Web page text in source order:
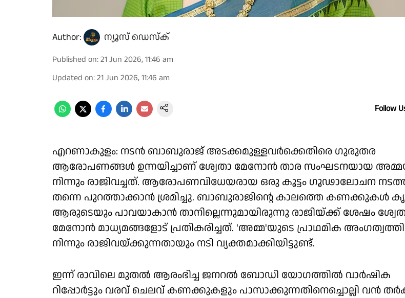
Author: ന്യൂസ് ഡെസ്ക്
Published on:21 Jun 2026, 11:46 am
Updated on:21 Jun 2026, 11:46 am
Follow
എറണാകുളം: നടൻ ബാബുരാജ് അടക്കമുള്ളവർക്കെതിരെ ഗുരുതര
ആരോപണങ്ങൾ ഉന്നയിച്ചാണ് ശ്വേതാ മേനോൻ താര സംഘടനയായ
നിന്നും രാജിവച്ചത്. ആരോപണവിധേയരായ ഒരു കൂട്ടം ഗൂഢാലോചന
തന്നെ പുറത്താക്കാൻ ശ്രമിച്ചു. ബാബുരാജിൻ്റെ കാലത്തെ കണക്കുകൾ
ആരുടെയും പാവയാകാൻ താനില്ലെന്നുമായിരുന്നു രാജിയ്ക്ക് ശേഷം
മേനോൻ മാധ്യമങ്ങളോട് പ്രതികരിച്ചത്. 'അമ്മ'യുടെ പ്രാഥമിക
നിന്നും രാജിവയ്ക്കുന്നതായും നടി വ്യക്തമാക്കിയിട്ടുണ്ട്.
ഇന്ന് രാവിലെ മുതൽ ആരംഭിച്ച ജനറൽ ബോഡി യോഗത്തിൽ വാർഷിക
റിപ്പോർട്ടും വരവ് ചെലവ് കണക്കുകളും പാസാക്കുന്നതിനെച്ചൊല്ലി വൻ